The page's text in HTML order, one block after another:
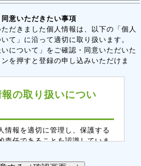
意いただきたい事項
だきました個人情報は、以下の「個人
て」に沿って適切に取り扱います。
いについて」をご確認・同意いただいた
を押すと登録の申し込みいただけま
報の取り扱いについ
情報を適切に管理し、保護する
責任であることを認識していま
、以下のように取り扱います。